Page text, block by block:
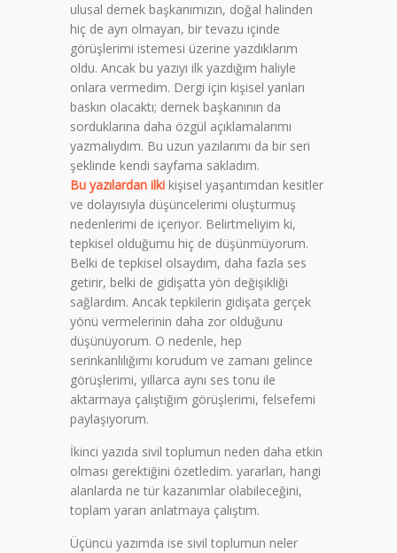
ulusal dernek başkanımızın, doğal halinden
hiç de ayrı olmayan, bir tevazu içinde
görüşlerimi istemesi üzerine yazdıklarım
oldu. Ancak bu yazıyı ilk yazdığım haliyle
onlara vermedim. Dergi için kişisel yanları
baskın olacaktı; dernek başkanının da
sorduklarına daha özgül açıklamalarımı
yazmalıydım. Bu uzun yazılarımı da bir seri
şeklinde kendi sayfama sakladım.
Bu yazılardan ilki kişisel yaşantımdan kesitler
ve dolayısıyla düşüncelerimi oluşturmuş
nedenlerimi de içeriyor. Belirtmeliyim ki,
tepkisel olduğumu hiç de düşünmüyorum.
Belki de tepkisel olsaydım, daha fazla ses
getirir, belki de gidişatta yön değişikliği
sağlardım. Ancak tepkilerin gidişata gerçek
yönü vermelerinin daha zor olduğunu
düşünüyorum. O nedenle, hep
serinkanlılığımı korudum ve zamanı gelince
görüşlerimi, yıllarca aynı ses tonu ile
aktarmaya çalıştığım görüşlerimi, felsefemi
paylaşıyorum.
İkinci yazıda sivil toplumun neden daha etkin
olması gerektiğini özetledim. yararları, hangi
alanlarda ne tür kazanımlar olabileceğini,
toplam yararı anlatmaya çalıştım.
Üçüncü yazımda ise sivil toplumun neler